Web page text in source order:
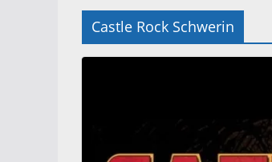
Castle Rock Schwerin